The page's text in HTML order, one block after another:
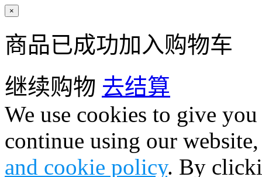
×
商品已成功加入购物车
继续购物 去结算
We use cookies to give
continue using our
and cookie policy. By